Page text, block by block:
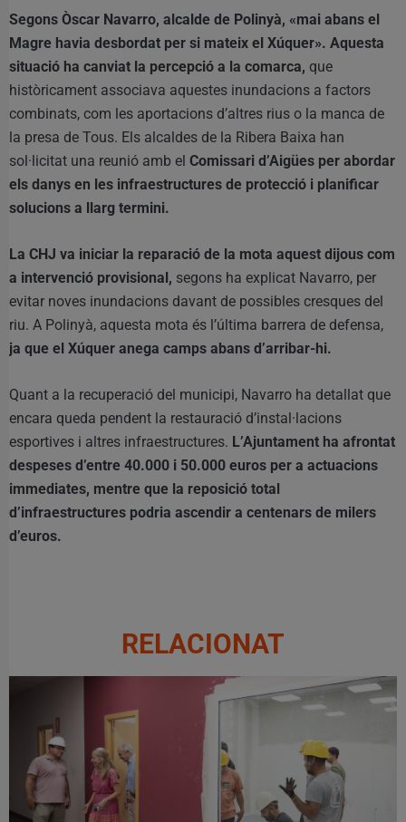
Segons Òscar Navarro, alcalde de Polinyà, «mai abans el
Magre havia desbordat per si mateix el Xúquer». Aquesta
situació ha canviat la percepció a la comarca, que
històricament associava aquestes inundacions a factors
combinats, com les aportacions d’altres rius o la manca de
la presa de Tous. Els alcaldes de la Ribera Baixa han
sol·licitat una reunió amb el Comissari d’Aigües per abordar
els danys en les infraestructures de protecció i planificar
solucions a llarg termini.
La CHJ va iniciar la reparació de la mota aquest dijous com
a intervenció provisional, segons ha explicat Navarro, per
evitar noves inundacions davant de possibles cresques del
riu. A Polinyà, aquesta mota és l’última barrera de defensa,
ja que el Xúquer anega camps abans d’arribar-hi.
Quant a la recuperació del municipi, Navarro ha detallat que
encara queda pendent la restauració d’instal·lacions
esportives i altres infraestructures. L’Ajuntament ha afrontat
despeses d’entre 40.000 i 50.000 euros per a actuacions
immediates, mentre que la reposició total
d’infraestructures podria ascendir a centenars de milers
d’euros.
RELACIONAT